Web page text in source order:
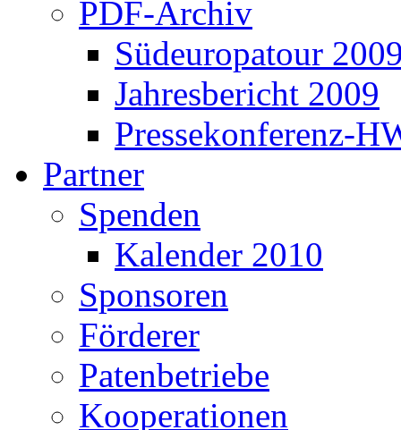
PDF-Archiv
Südeuropatour
Jahresbericht 2009
Pressekonferenz-
Partner
Spenden
Kalender 2010
Sponsoren
Förderer
Patenbetriebe
Kooperationen